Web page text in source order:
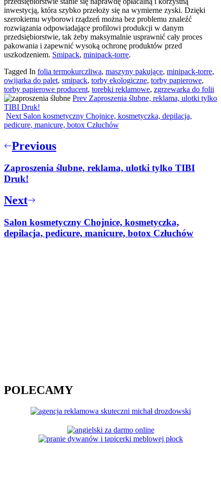
inwestycją, która szybko przełoży się na wymierne zyski. Dzięki
szerokiemu wyborowi rządzeń można bez problemu znaleźć
rozwiązania odpowiadające profilowi produkcji w danym
przedsiębiorstwie, tak żeby maksymalnie usprawnić cały proces
pakowania i zapewnić wysoką ochronę produktów przed
uszkodzeniem. Smipack, minipack-torre.
Tagged In folia termokurczliwa, maszyny pakujące, minipack-torre,
owijarka do palet, smipack, torby ekologiczne, torby papierowe,
torby papierowe producent, torebki reklamowe, zgrzewarka do folii
Prev Zaproszenia ślubne, reklama, ulotki tylko
TIBI Druk!
Next Salon kosmetyczny Chojnice, kosmetyczka, depilacja,
pedicure, manicure, botox Człuchów
Nawigacja
Previous
Zaproszenia ślubne, reklama, ulotki tylko TIBI
Druk!
Next
Salon kosmetyczny Chojnice, kosmetyczka,
depilacja, pedicure, manicure, botox Człuchów
POLECAMY